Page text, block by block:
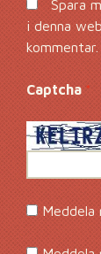
Spara
i denna
kommentar.
Captcha*
Meddela